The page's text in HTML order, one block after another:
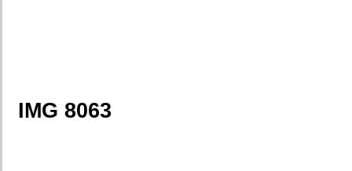
IMG 8063